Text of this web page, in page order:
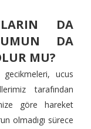
DA
DA
MU?
ucus
tarafından
göre hareket
olmadıgı sürece